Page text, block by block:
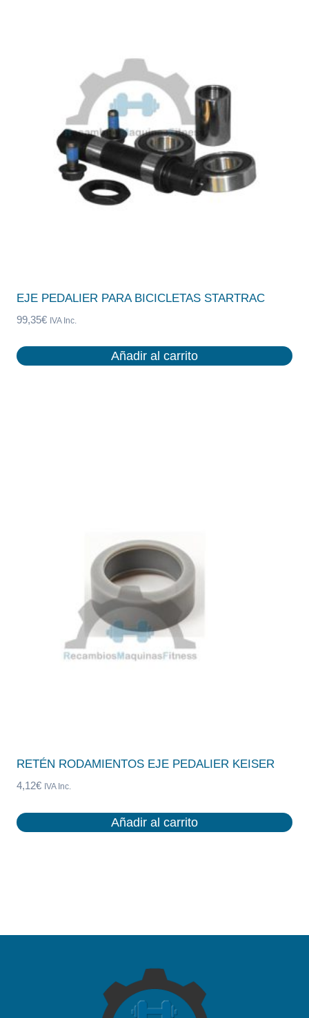
EJE PEDALIER PARA BICICLETAS STARTRAC
99,35€ IVA Inc.
Añadir al carrito
RETÉN RODAMIENTOS EJE PEDALIER KEISER
4,12€ IVA Inc.
Añadir al carrito